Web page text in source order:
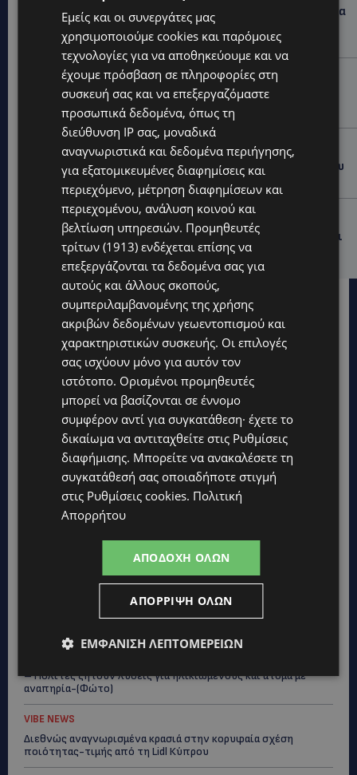
ΛΑΡΝΑΚΑ: Παράπονα για την πρόσβαση στην παραλία
σκύλων – Πολίτες ζητούν λύσεις για ηλικιωμένους
και άτομα με αναπηρία-(Φώτο)
VIBE NEWS
Διεθνώς αναγνωρισμένα κρασιά στην κορυφαία
σχέση ποιότητας-τιμής από τη Lidl Κύπρου
UPDATES
Ξεκίνησε η αντικατάσταση 100 χιλιομέτρων δικτύου
ύδρευσης στο κέντρο της Λεμεσού
VIBE NEWS
Η Mercedes-Benz γιορτάζει έναν αιώνα ιστορίας και
κοιτάζει προς το μέλλον
ΦΟΝΟΣ ΣΤΗΝ ΚΕΡΥΝΕΙΑ: Νεκρός 40χρονος – Επτά συλλήψεις,
UPDATES
– Πολίτες ζητούν λύσεις για ηλικιωμένους και άτομα με
αναπηρία-(Φώτο)
VIBE NEWS
Διεθνώς αναγνωρισμένα κρασιά στην κορυφαία σχέση
ποιότητας-τιμής από τη Lidl Κύπρου
Εμείς και οι συνεργάτες μας
χρησιμοποιούμε cookies και παρόμοιες
τεχνολογίες για να αποθηκεύουμε και να
έχουμε πρόσβαση σε πληροφορίες στη
συσκευή σας και να επεξεργαζόμαστε
προσωπικά δεδομένα, όπως τη
διεύθυνση IP σας, μοναδικά
αναγνωριστικά και δεδομένα περιήγησης,
για εξατομικευμένες διαφημίσεις και
περιεχόμενο, μέτρηση διαφημίσεων και
περιεχομένου, ανάλυση κοινού και
βελτίωση υπηρεσιών. Προμηθευτές
τρίτων (1913) ενδέχεται επίσης να
επεξεργάζονται τα δεδομένα σας για
αυτούς και άλλους σκοπούς,
συμπεριλαμβανομένης της χρήσης
ακριβών δεδομένων γεωεντοπισμού και
χαρακτηριστικών συσκευής. Οι επιλογές
σας ισχύουν μόνο για αυτόν τον
ιστότοπο. Ορισμένοι προμηθευτές
μπορεί να βασίζονται σε έννομο
συμφέρον αντί για συγκατάθεση· έχετε το
δικαίωμα να αντιταχθείτε στις Ρυθμίσεις
διαφήμισης. Μπορείτε να ανακαλέσετε τη
συγκατάθεσή σας οποιαδήποτε στιγμή
στις Ρυθμίσεις cookies. Πολιτική
Απορρήτου
ΑΠΟΔΟΧΉ ΌΛΩΝ
ΑΠΌΡΡΙΨΗ ΌΛΩΝ
ΕΜΦΆΝΙΣΗ ΛΕΠΤΟΜΕΡΕΙΏΝ